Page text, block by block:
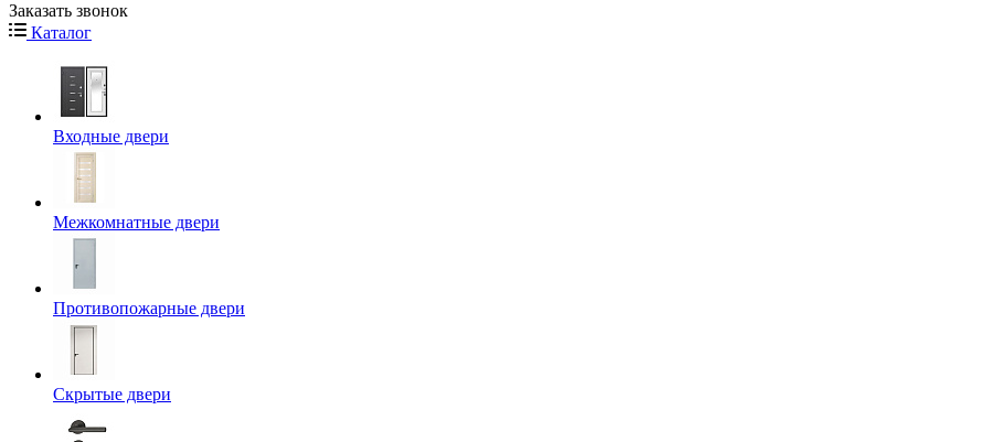
Заказать звонок
Каталог
Входные двери
Межкомнатные двери
Противопожарные двери
Скрытые двери